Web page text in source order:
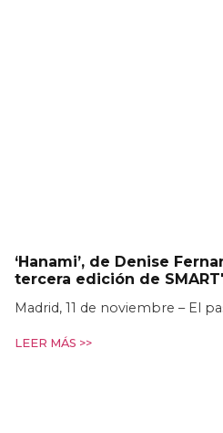
‘Hanami’, de Denise
tercera edición de
Madrid, 11 de noviembre – El
LEER MÁS >>